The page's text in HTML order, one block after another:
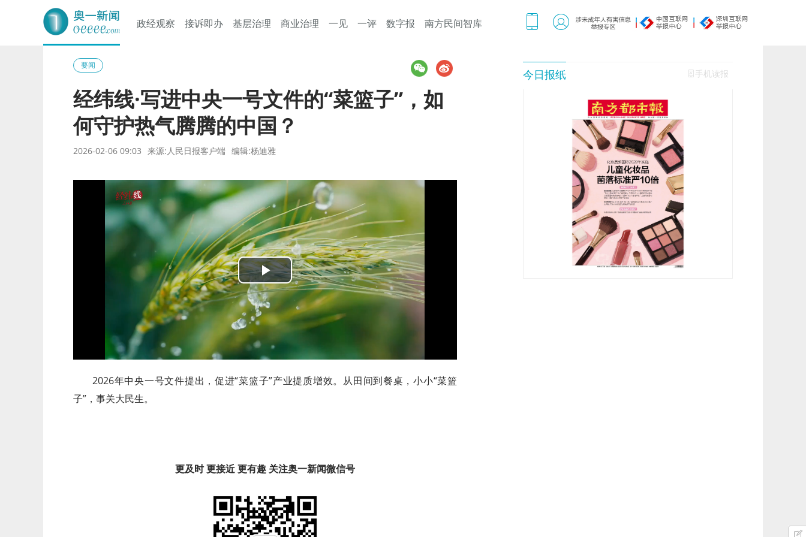
奥一网
政经观察 接诉即办 基层治理 商业治理 一见 一评 数字报 南方民间智库
要闻
经纬线·写进中央一号文件的“菜篮子”，如
何守护热气腾腾的中国？
2026-02-06 09:03 来源:人民日报客户端 编辑:杨迪雅
Play
Video
2026年中央一号文件提出，促进“菜篮子”产业提质增效。从田间到餐桌，小小“菜篮
子”，事关大民生。
更及时 更接近 更有趣 关注奥一新闻微信号
今日报纸 手机读报